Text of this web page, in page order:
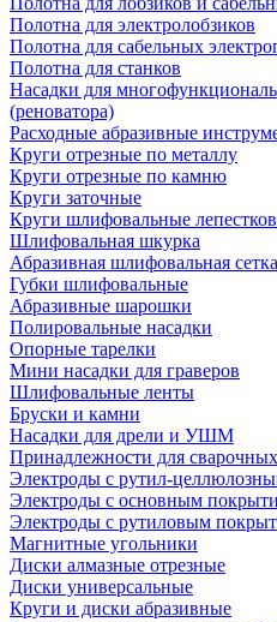
Полотна для электролобзиков
Полотна для сабельных
Полотна для станков
Насадки для
(реноватора)
Расходные абразивные
Круги отрезные по металлу
Круги отрезные по камню
Круги заточные
Круги шлифовальные
Шлифовальная шкурка
Абразивная шлифовальная сетка
Губки шлифовальные
Абразивные шарошки
Полировальные насадки
Опорные тарелки
Мини насадки для граверов
Шлифовальные ленты
Бруски и камни
Насадки для дрели и УШМ
Принадлежности для
Электроды с рутил-
Электроды с основным
Электроды с рутиловым
Магнитные угольники
Диски алмазные отрезные
Диски универсальные
Круги и диски абразивные